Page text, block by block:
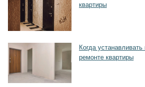
квартиры
Когда
ремонте квартиры